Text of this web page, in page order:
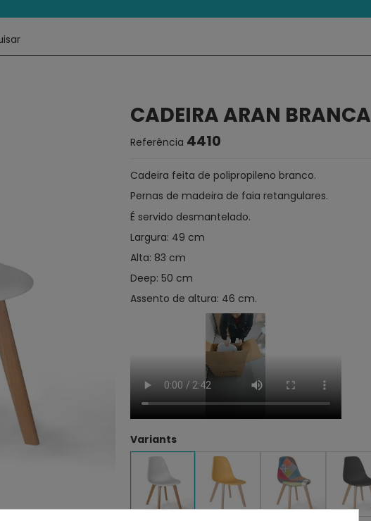
CADEIRA ARAN BRANCA
Referência 4410
Cadeira feita de polipropileno branco.
Pernas de madeira de faia retangulares.
É servido desmantelado.
Largura: 49 cm
Alta: 83 cm
Deep: 50 cm
Assento de altura: 46 cm.
Variants